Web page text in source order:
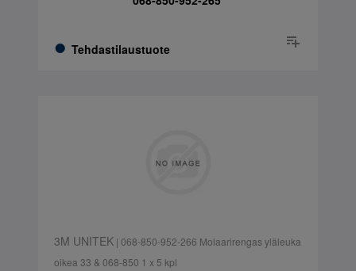
Tehdastilaustuote
3M UNITEK| 068-850-952-266 Molaarirengas yläleuka
oikea 33 & 068-850 1 x 5 kpl